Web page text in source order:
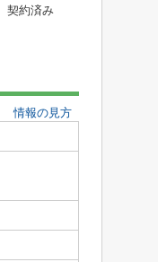
契約済み
情報の見方